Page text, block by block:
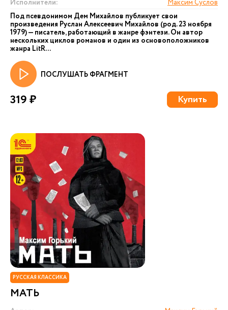
Исполнители:
Максим Суслов
Под псевдонимом Дем Михайлов публикует свои
произведения Руслан Алексеевич Михайлов (род. 23 ноября
1979) — писатель, работающий в жанре фэнтези. Он автор
нескольких циклов романов и один из основоположников
жанра LitR...
ПОСЛУШАТЬ ФРАГМЕНТ
319 ₽ Купить
РУССКАЯ КЛАССИКА
МАТЬ